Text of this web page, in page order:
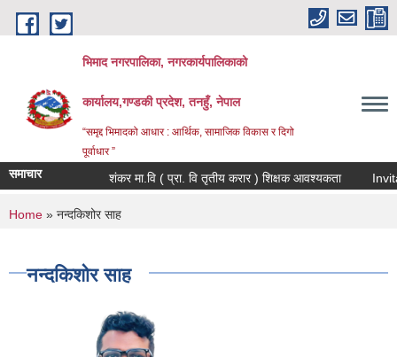
Skip to main content
भिमाद नगरपालिका, नगरकार्यपालिकाको
कार्यालय,गण्डकी प्रदेश, तनहुँ, नेपाल
“समृद्द भिमादको आधार : आर्थिक, सामाजिक विकास र दिगो
पूर्वाधार ”
समाचार शंकर मा.वि ( प्रा. वि तृतीय करार ) शिक्षक आवश्यकता
You are here
Home » नन्दकिशोर साह
नन्दकिशोर साह